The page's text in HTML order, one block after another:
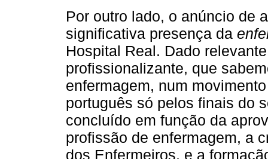
Por outro lado, o anúncio de
significativa presença da
Hospital Real. Dado
profissionalizante, que
enfermagem, num
português só pelos finais do
concluído em função da
profissão de enfermagem, a
dos Enfermeiros, e a